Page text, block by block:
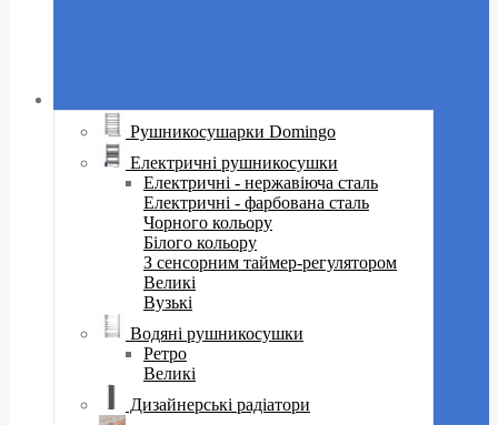
Рушникосушарки Domingo
Електричні рушникосушки
Електричні - нержавіюча сталь
Електричні - фарбована сталь
Чорного кольору
Білого кольору
З сенсорним таймер-регулятором
Великі
Вузькі
Водяні рушникосушки
Ретро
Великі
Дизайнерські радіатори